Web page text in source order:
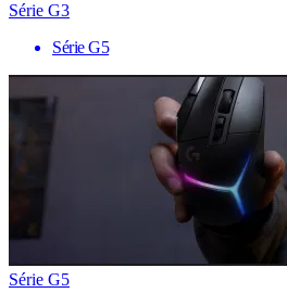
Série G3
Série G5
Série G5